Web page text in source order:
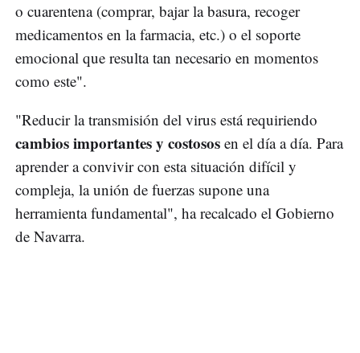
o cuarentena (comprar, bajar la basura, recoger
medicamentos en la farmacia, etc.) o el soporte
emocional que resulta tan necesario en momentos
como este".
"Reducir la transmisión del virus está requiriendo
cambios importantes y costosos en el día a día. Para
aprender a convivir con esta situación difícil y
compleja, la unión de fuerzas supone una
herramienta fundamental", ha recalcado el Gobierno
de Navarra.